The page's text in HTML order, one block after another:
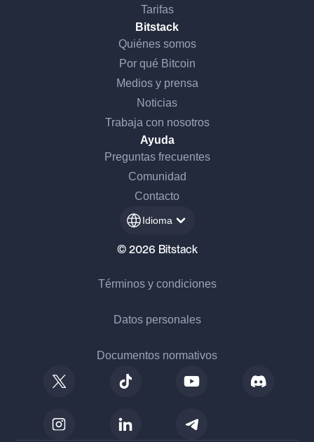
Tarifas
Bitstack
Quiénes somos
Por qué Bitcoin
Medios y prensa
Noticias
Trabaja con nosotros
Ayuda
Preguntas frecuentes
Comunidad
Contacto
Idioma
© 2026 Bitstack
Términos y condiciones
Datos personales
Documentos normativos